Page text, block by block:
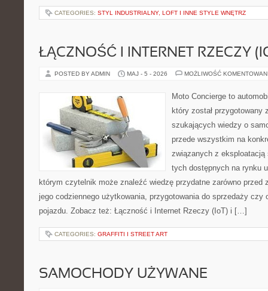
CATEGORIES: STYL INDUSTRIALNY, LOFT I INNE STYLE WNĘTRZ
ŁĄCZNOŚĆ I INTERNET RZECZY
POSTED BY ADMIN MAJ - 5 - 2026 MOŻLIWOŚĆ
Moto Concierge to
który został przygotowany
szukających wiedzy o
przede wszystkim na
związanych z eksploatacją
tych dostępnych na rynku
którym czytelnik może znaleźć wiedzę przydatne zarówno przed
jego codziennego użytkowania, przygotowania do sprzedaży czy
pojazdu. Zobacz też: Łączność i Internet Rzeczy (IoT) i […]
CATEGORIES: GRAFFITI I STREET ART
SAMOCHODY UŻYWANE